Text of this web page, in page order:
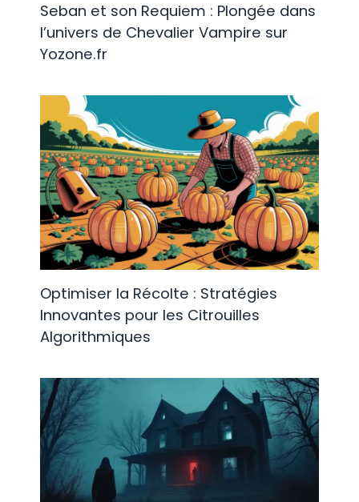
Seban et son Requiem : Plongée dans
l’univers de Chevalier Vampire sur
Yozone.fr
Optimiser la Récolte : Stratégies
Innovantes pour les Citrouilles
Algorithmiques